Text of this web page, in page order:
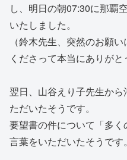
し、明日の朝07:30に那覇
いたしました。
（鈴木先生、突然のお願
くださって本当にありがと
翌日、山谷えり子先生か
ただいたそうです。
要望書の件について「多
言葉をいただいたそうです。